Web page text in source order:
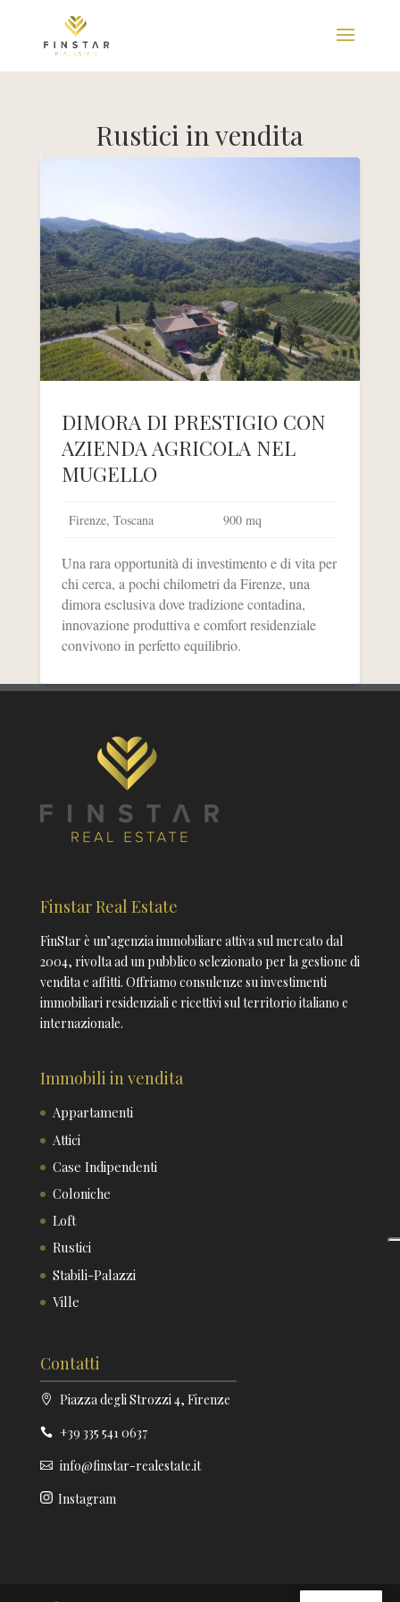
Rustici in vendita
DIMORA DI PRESTIGIO CON
AZIENDA AGRICOLA NEL
MUGELLO
Firenze, Toscana 900 mq
Una rara opportunità di investimento e di vita per
chi cerca, a pochi chilometri da Firenze, una
dimora esclusiva dove tradizione contadina,
innovazione produttiva e comfort residenziale
convivono in perfetto equilibrio.
Finstar Real Estate
FinStar è un’agenzia immobiliare attiva sul mercato dal
2004, rivolta ad un pubblico selezionato per la gestione di
vendita e affitti. Offriamo consulenze su investimenti
immobiliari residenziali e ricettivi sul territorio italiano e
internazionale.
Immobili in vendita
Appartamenti
Attici
Case Indipendenti
Coloniche
Loft
Rustici
Stabili-Palazzi
Ville
Contatti
Piazza degli Strozzi 4, Firenze
+39 335 541 0637
info@finstar-realestate.it
Instagram